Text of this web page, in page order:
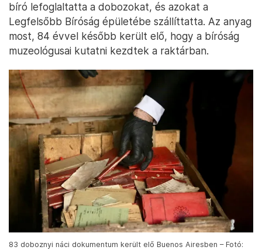
bíró lefoglaltatta a dobozokat, és azokat a
Legfelsőbb Bíróság épületébe szállíttatta. Az anyag
most, 84 évvel később került elő, hogy a bíróság
muzeológusai kutatni kezdtek a raktárban.
83 doboznyi náci dokumentum került elő Buenos Airesben – Fotó: